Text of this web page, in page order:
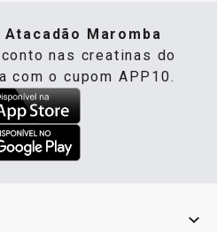
Maromba
nas creatinas do
com o cupom APP10.